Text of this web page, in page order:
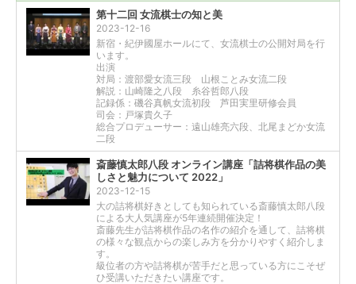
第十二回 女流棋士の知と美
2023-12-16
新宿・紀伊國屋ホールにて、女流棋士の公開対局を行
います。
出演
対局：渡部愛女流三段 山根ことみ女流二段
解説：山崎隆之八段 糸谷哲郎八段
記録係：磯谷真帆女流初段 芦田実里研修会員
司会：戸塚貴久子
総合プロデューサー：遠山雄亮六段、北尾まどか女流
二段
斎藤慎太郎八段 オンライン講座「詰将棋作品の美
しさと魅力について 2022」
2023-12-15
大の詰将棋好きとしても知られている斎藤慎太郎八段
による大人気講座が5年連続開催決定！
斎藤先生が詰将棋作品の名作の紹介を通して、詰将棋
の様々な観点からの楽しみ方を分かりやすく紹介しま
す。
級位者の方や詰将棋が苦手だと思っている方にこそぜ
ひ受講いただきたい講座です。